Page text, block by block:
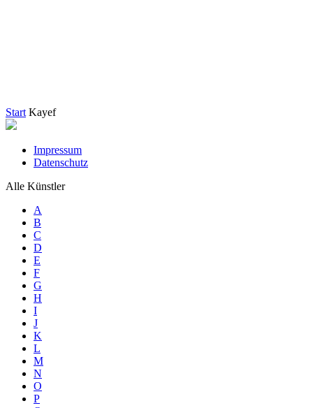
Start Kayef
Impressum
Datenschutz
Alle Künstler
A
B
C
D
E
F
G
H
I
J
K
L
M
N
O
P